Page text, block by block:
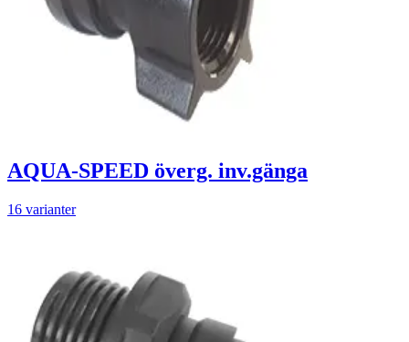
AQUA-SPEED överg. inv.gänga
16 varianter